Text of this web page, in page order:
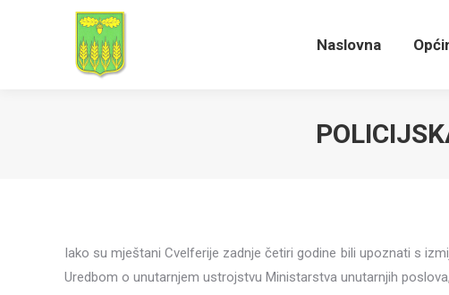
Naslovna
Iako su mještani Cvelferije zadnje četiri godine bili upoznati s
Uredbom o unutarnjem ustrojstvu Ministarstva unutarnjih
Naslovna